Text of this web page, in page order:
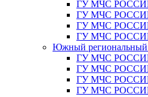
ГУ МЧС
ГУ МЧС
ГУ МЧС
ГУ МЧС
Южный региональный
ГУ МЧС
ГУ МЧС
ГУ МЧС
ГУ МЧС